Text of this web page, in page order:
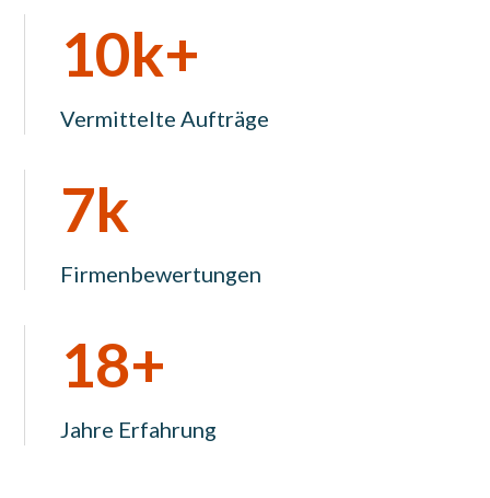
10k+
Vermittelte Aufträge
7k
Firmenbewertungen
18+
Jahre Erfahrung